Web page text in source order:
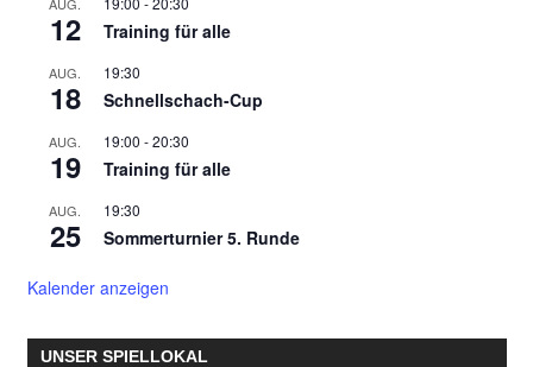
12 Training für alle
AUG.
18
19:30
Schnellschach-Cup
AUG.
19
19:00 -20:30
Training für alle
AUG.
25
19:30
Sommerturnier 5. Runde
Kalender anzeigen
UNSER SPIELLOKAL